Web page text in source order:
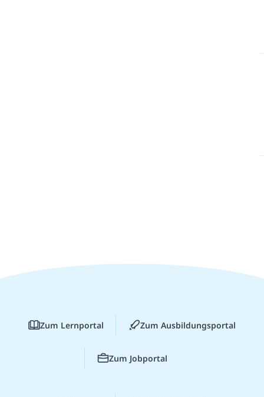
Zum Lernportal Zum Ausbildungsportal
Zum Jobportal